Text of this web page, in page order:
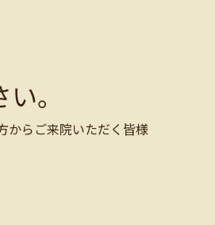
。
からご来院いただく皆様